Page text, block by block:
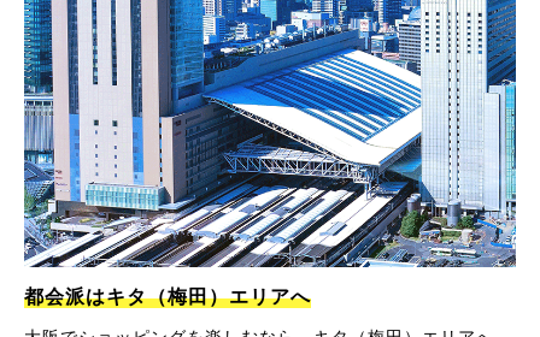
都会派はキタ（梅田）エリアへ